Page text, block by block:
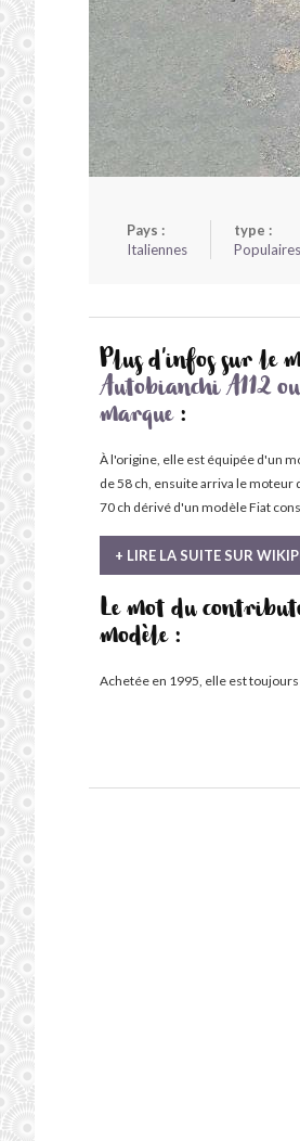
Pays :
Italiennes
type :
Populaires
Plus d'infos sur le
Autobianchi A112
marque:
À l'origine, elle est équipée d'un
de 58 ch, ensuite arriva le moteur
70 ch dérivé d'un modèle Fiat
+ LIRE LA SUITE SUR
Le mot du
modèle :
Achetée en 1995, elle est